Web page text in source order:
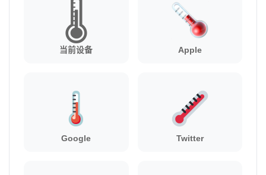
🌡️
当前设备 Apple
Google Twitter